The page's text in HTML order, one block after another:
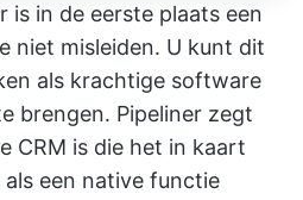
is in de eerste plaats een
niet misleiden. U kunt dit
als krachtige software
brengen. Pipeliner zegt
CRM is die het in kaart
een native functie